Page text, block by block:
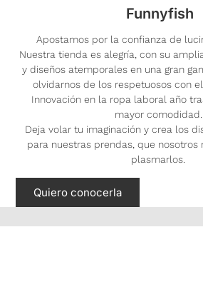
Funnyfish
Apostamos por la confianza de
Nuestra tienda es alegría, con su
y diseños atemporales en una gran
olvidarnos de los respetuosos con
Innovación en la ropa laboral año
mayor comodidad.
Deja volar tu imaginación y crea los
para nuestras prendas, que nosotros
plasmarlos.
Quiero conocerla